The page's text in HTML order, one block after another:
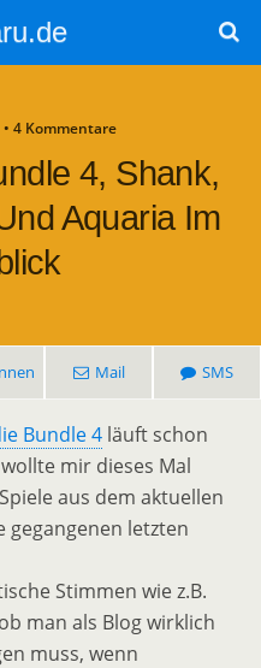
4 Kommentare
4, Shank,
Aquaria Im
Mail SMS
Bundle 4 läuft schon
mir dieses Mal
aus dem aktuellen
gegangenen letzten
Stimmen wie z.B.
man als Blog wirklich
muss, wenn